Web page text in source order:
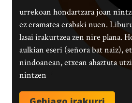
urrekoan hondartzara joan
ez eramatea erabaki nuen.
lasai irakurtzea zen nire plana.
aulkian eseri (señora bat naiz),
nindoanean, etxean ahaztuta
nintzen